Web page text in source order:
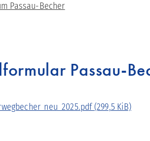
Passau-Becher
Passau-
(299,5 KiB)